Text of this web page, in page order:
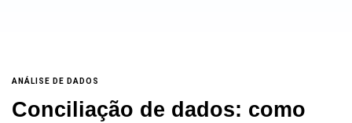
ANÁLISE DE DADOS
Conciliação de dados: como